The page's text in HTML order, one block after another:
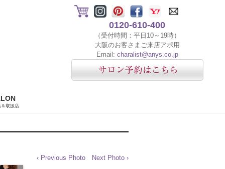
0120-610-400
（受付時間：平日10～19時）
大阪のお客さまご来店アポ用
Email: charalist@anys.co.jp
＆取扱店
‹ Previous Photo Next Photo ›